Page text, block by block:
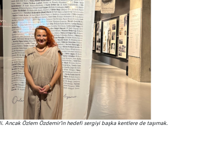
Ancak Özlem Özdemir’in hedefi sergiyi başka kentlere de taşımak.